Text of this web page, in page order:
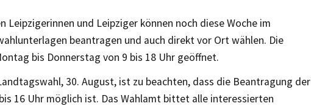
Leipzigerinnen und Leipziger können noch diese Woche im
beantragen und auch direkt vor Ort wählen. Die
bis Donnerstag von 9 bis 18 Uhr geöffnet.
30. August, ist zu beachten, dass die Beantragung der
16 Uhr möglich ist. Das Wahlamt bittet alle interessierten